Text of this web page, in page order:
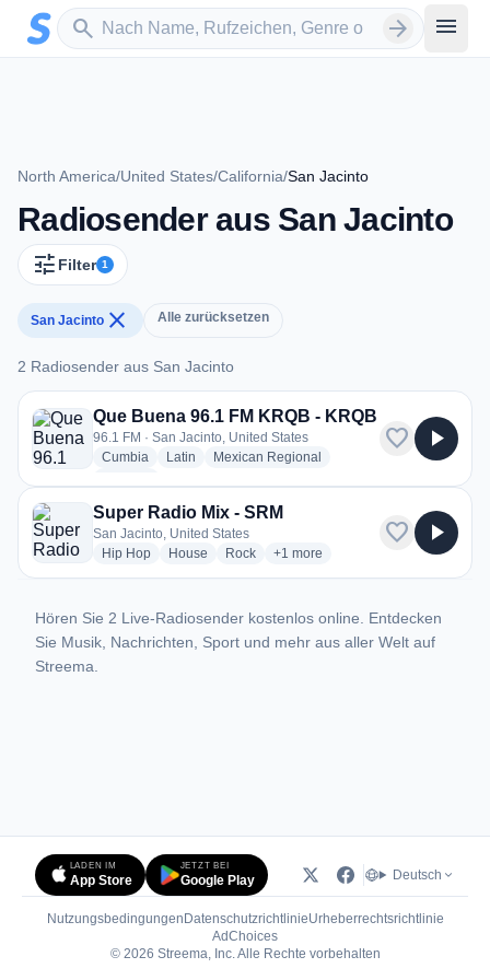
Zum Hauptinhalt springen
search
Sender suchen arrow_forward menu
North America/United States/California/San Jacinto
Radiosender aus San Jacinto
tune Filter 1
San Jacinto close Alle zurücksetzen
2 Radiosender aus San Jacinto
2 Radiosender aus San Jacinto
Que Buena 96.1 FM KRQB - KRQB
96.1 FM · San Jacinto, United States
Cumbia radio stations
Latin radio stations
Mexican Regional
favorite play_arrow
Super Radio Mix - SRM
San Jacinto, United States
Hip Hopradio stations
House radio stations
Rockradio stations
+1 more genres for Super Radio Mix
more
favorite play_arrow
Hören Sie 2 Live-Radiosender kostenlos online. Entdecken
Sie Musik, Nachrichten, Sport und mehr aus aller Welt auf
Streema.
LADEN IM
App Store
JETZT BEI
Google Play Deutsch
Nutzungsbedingungen DatenschutzrichtlinieUrheberrechtsrichtlinie
AdChoices(öffnet in neuem Tab)
© 2026 Streema, Inc. Alle Rechte vorbehalten